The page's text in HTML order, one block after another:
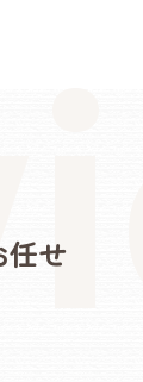
任せ